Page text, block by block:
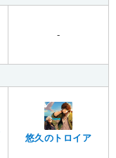
-
悠久のトロイア